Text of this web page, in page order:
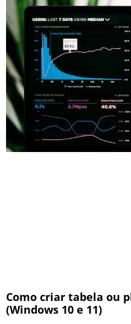
Como criar tabela ou
(Windows 10 e 11)